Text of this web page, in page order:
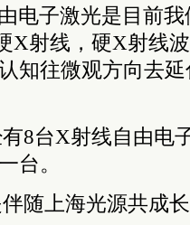
电子激光是目前
X射线，硬X射线
知往微观方向去
8台X射线自由电
台。
随上海光源共成